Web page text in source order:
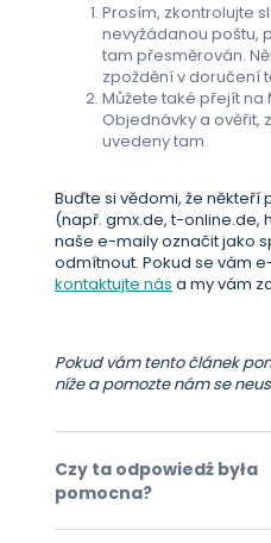
Prosím, zkontrolujte
nevyžádanou poštu,
tam přesměrován.
zpoždění v doručení
Můžete také přejít na
Objednávky a ověřit,
uvedeny tam.
Buďte si vědomi, že
(např. gmx.de, t-online.de,
naše e-maily označit jako
odmítnout. Pokud se vám
kontaktujte nás a my vám
Pokud vám tento článek
níže a pomozte nám se
Czy ta odpowiedź była
pomocna?